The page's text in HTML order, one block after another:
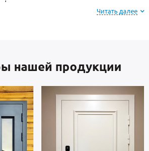
явлениям и морозам.
— сталь отечественного
2 мм. Внутренняя сторона: МДФ. На
4-го класса защиты.
утеплитель пеноплекс.
для дополнительной шумоизоляции.
Читать далее
нашей продукции